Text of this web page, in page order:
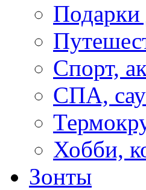
Подарки
Спорт,
СПА,
Хобби,
Зонты